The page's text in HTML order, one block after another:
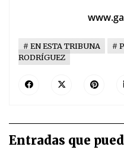
EN ESTA TRIBUNA
RODRÍGUEZ
Entradas que